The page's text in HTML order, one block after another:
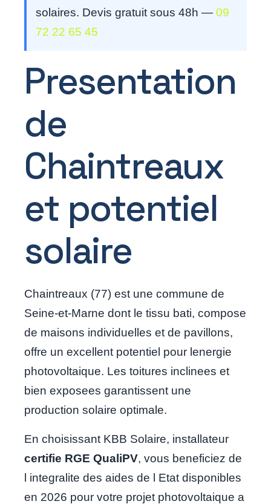
solaires. Devis gratuit sous 48h — 09
72 22 65 45
Presentation
de
Chaintreaux
et potentiel
solaire
Chaintreaux (77) est une commune de
Seine-et-Marne dont le tissu bati, compose
de maisons individuelles et de pavillons,
offre un excellent potentiel pour lenergie
photovoltaique. Les toitures inclinees et
bien exposees garantissent une
production solaire optimale.
En choisissant KBB Solaire, installateur
certifie RGE QualiPV, vous beneficiez de
l integralite des aides de l Etat disponibles
en 2026 pour votre projet photovoltaique a